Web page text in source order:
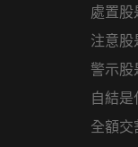
處置股
注意股
警示股
自結是
全額交